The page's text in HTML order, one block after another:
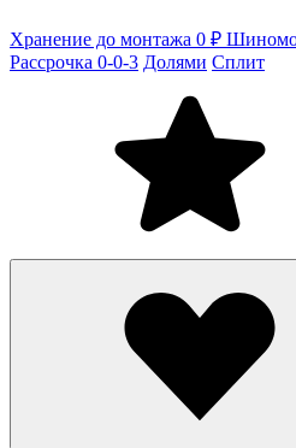
Хранение до монтажа 0 ₽
Рассрочка 0-0-3 Долями Сплит